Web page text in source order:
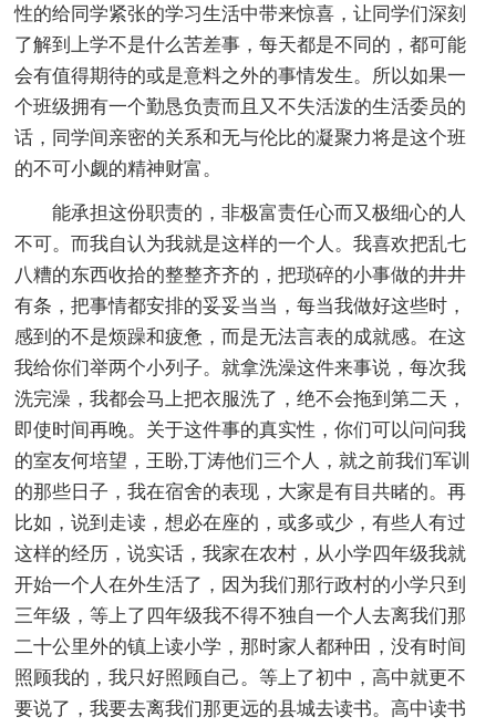
性的给同学紧张的学习生活中带来惊喜，让同学们深刻
了解到上学不是什么苦差事，每天都是不同的，都可能
会有值得期待的或是意料之外的事情发生。所以如果一
个班级拥有一个勤恳负责而且又不失活泼的生活委员的
话，同学间亲密的关系和无与伦比的凝聚力将是这个班
的不可小觑的精神财富。
能承担这份职责的，非极富责任心而又极细心的人
不可。而我自认为我就是这样的一个人。我喜欢把乱七
八糟的东西收拾的整整齐齐的，把琐碎的小事做的井井
有条，把事情都安排的妥妥当当，每当我做好这些时，
感到的不是烦躁和疲惫，而是无法言表的成就感。在这
我给你们举两个小列子。就拿洗澡这件来事说，每次我
洗完澡，我都会马上把衣服洗了，绝不会拖到第二天，
即使时间再晚。关于这件事的真实性，你们可以问问我
的室友何培望，王盼,丁涛他们三个人，就之前我们军训
的那些日子，我在宿舍的表现，大家是有目共睹的。再
比如，说到走读，想必在座的，或多或少，有些人有过
这样的经历，说实话，我家在农村，从小学四年级我就
开始一个人在外生活了，因为我们那行政村的小学只到
三年级，等上了四年级我不得不独自一个人去离我们那
二十公里外的镇上读小学，那时家人都种田，没有时间
照顾我的，我只好照顾自己。等上了初中，高中就更不
要说了，我要去离我们那更远的县城去读书。高中读书